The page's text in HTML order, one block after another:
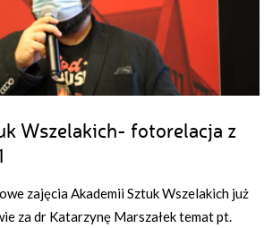
Wszelakich- fotorelacja z
zajęcia Akademii Sztuk Wszelakich już
za dr Katarzynę Marszałek temat pt.